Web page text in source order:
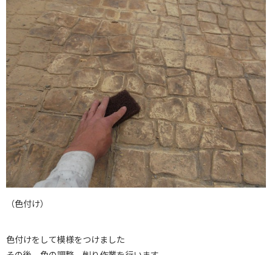
（色付け）
色付けをして模様をつけました